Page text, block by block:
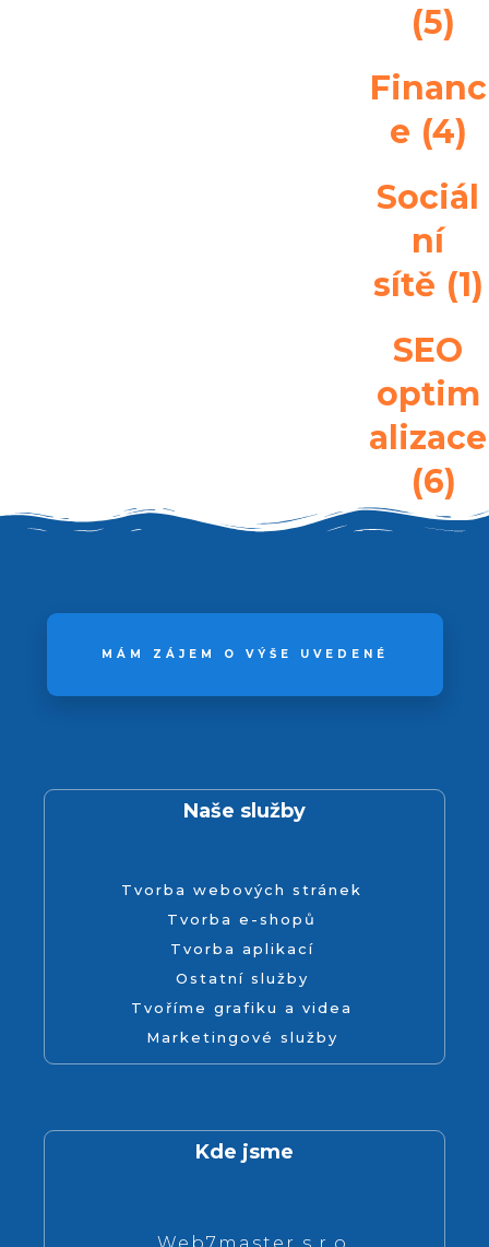
(5)
Financ
e (4)
Sociál
ní
sítě (1)
SEO
optim
alizace
(6)
MÁM ZÁJEM O VÝŠE UVEDENÉ
Naše služby
Tvorba webových stránek
Tvorba e-shopů
Tvorba aplikací
Ostatní služby
Tvoříme grafiku a videa
Marketingové služby
Kde jsme